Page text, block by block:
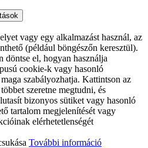
vagy egy alkalmazást használ, az
(például böngészőn keresztül).
el, hogyan használja
cookie-k vagy hasonló
szabályozhatja. Kattintson az
szeretne megtudni, és
bizonyos sütiket vagy hasonló
tartalom megjelenítését vagy
elérhetetlenségét
További információ